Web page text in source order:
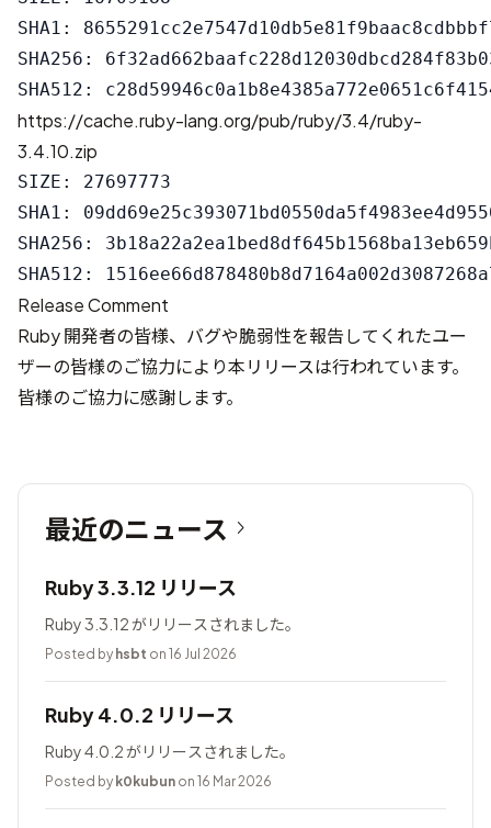
SHA1:
SHA256:
https://cache.ruby-lang.org/pub/ruby/3.4/ruby-
3.4.10.zip
SIZE: 27697773
SHA1:
SHA256:
Release Comment
Ruby 開発者の皆様、バグや脆弱性を報告してくれたユー
ザーの皆様のご協力により本リリースは行われています。
皆様のご協力に感謝します。
最近のニュース
Ruby 3.3.12 リリース
Ruby 3.3.12 がリリースされました。
Posted by hsbt on 16 Jul 2026
Ruby 4.0.2 リリース
Ruby 4.0.2 がリリースされました。
Posted by k0kubun on 16 Mar 2026